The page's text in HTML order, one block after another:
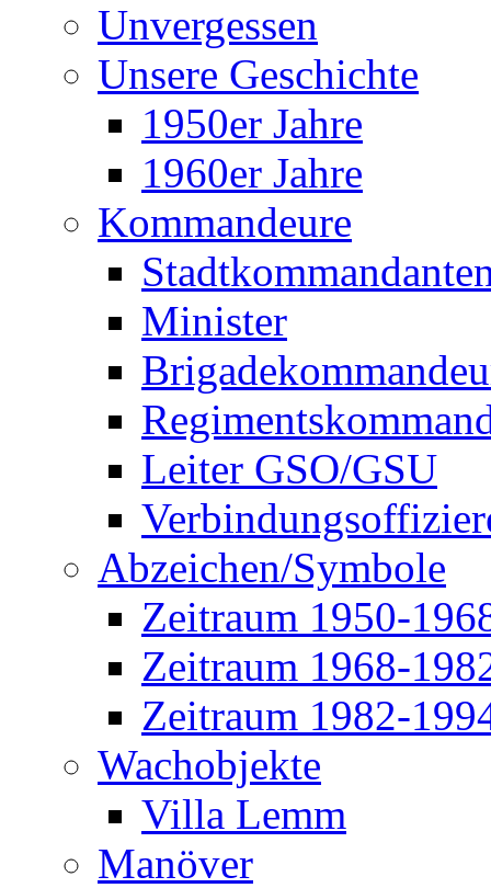
Unvergessen
Unsere Geschichte
1950er Jahre
1960er Jahre
Kommandeure
Minister
Leiter GSO/GSU
Abzeichen/Symbole
Zeitraum 1950-
Zeitraum 1968-
Zeitraum 1982-
Wachobjekte
Villa Lemm
Manöver